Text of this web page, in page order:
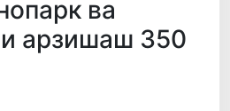
ва
арзишаш 350